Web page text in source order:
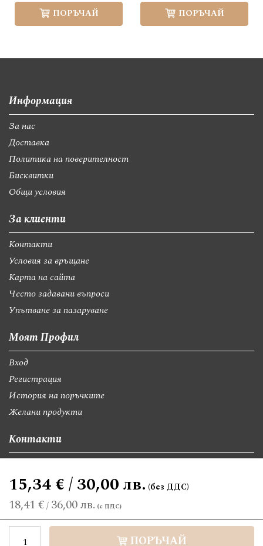
18,41 €/ 36,00 лв.
15,34 € / 30,00 лв.
ПОРЪЧАЙ
ПОРЪЧАЙ ПОРЪЧАЙ
Информация
За нас
Доставка
Политика на поверителност
Бисквитки
Общи условия
За клиенти
Контакти
Условия за връщане
Карта на сайта
Често задавани въпроси
Упътване за пазаруване
Моят Профил
Вход
Регистрация
История на поръчките
Желани продукти
Контакти
giftsbgnet@gmail.com
+359 89 9528300
+359 89 8580494
©2026 giftsbg.net. Всички права запазени.